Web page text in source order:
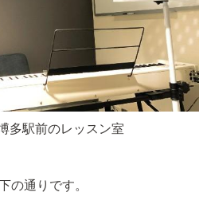
多駅前のレッスン室
の通りです。